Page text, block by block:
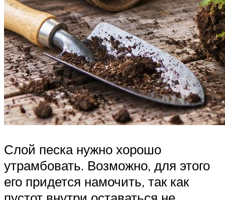
Слой песка нужно хорошо
утрамбовать. Возможно, для этого
его придется намочить, так как